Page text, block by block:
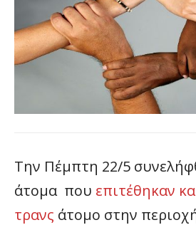
Την Πέμπτη 22/5
άτομα που επιτέθηκαν
τρανς άτομο στην